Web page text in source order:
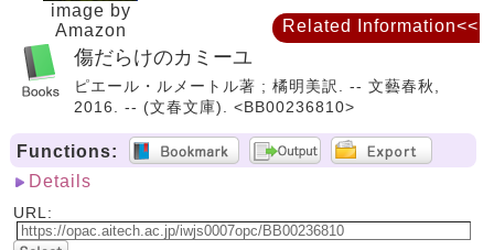
image by
Amazon
傷だらけのカミーユ
ピエール・ルメートル著 ; 橘明美訳. -- 文藝春秋,
2016. -- (文春文庫). <BB00236810>
Functions:
Details
URL:
Related Information<<